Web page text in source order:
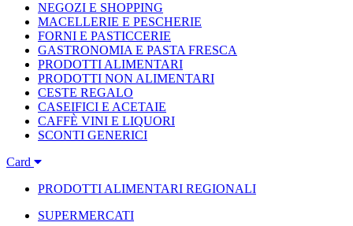
NEGOZI E SHOPPING
MACELLERIE E PESCHERIE
FORNI E PASTICCERIE
GASTRONOMIA E PASTA FRESCA
PRODOTTI ALIMENTARI
PRODOTTI NON ALIMENTARI
CESTE REGALO
CASEIFICI E ACETAIE
CAFFÈ VINI E LIQUORI
SCONTI GENERICI
Card
PRODOTTI ALIMENTARI REGIONALI
SUPERMERCATI